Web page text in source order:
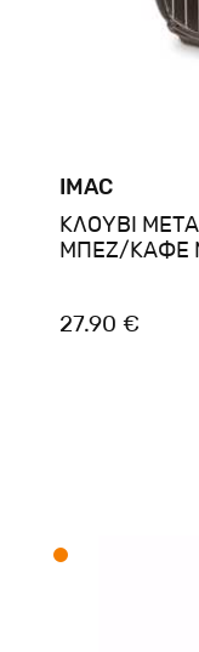
IMAC
ΚΛΟΥΒΙ
ΜΠΕΖ/ΚΑΦΕ
27.90 €